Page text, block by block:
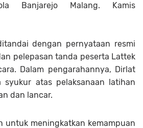
Banjarejo Malang. Kamis
dengan pernyataan resmi
pelepasan tanda peserta Lattek
Dalam pengarahannya, Dirlat
syukur atas pelaksanaan latihan
dan lancar.
untuk meningkatkan kemampuan